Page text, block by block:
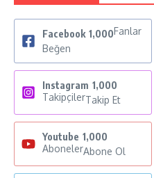
Facebook 1,000Fanlar
Beğen
Instagram 1,000
TakipçilerTakip Et
Youtube 1,000
AbonelerAbone Ol